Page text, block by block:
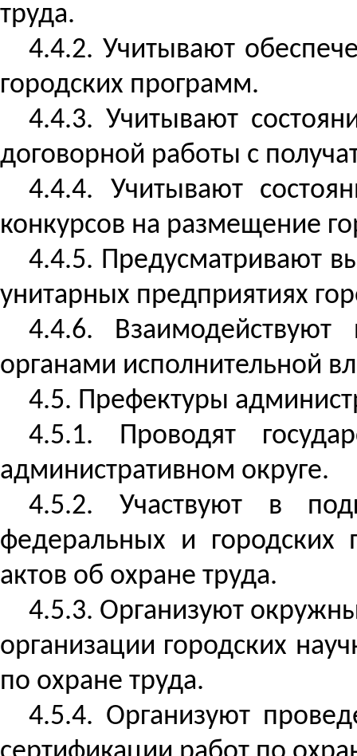
труда.
4.4.2. Учитывают
городских программ.
4.4.3. Учитывают
договорной работы с
4.4.4. Учитывают
конкурсов на размещение
4.4.5. Предусматривают
унитарных предприятиях
4.4.6.
органами исполнительной
4.5. Префектуры
4.5.1. Проводят
административном округе.
4.5.2. Участвуют в
федеральных и городских
актов об охране труда.
4.5.3. Организуют
организации городских
по охране труда.
4.5.4. Организуют